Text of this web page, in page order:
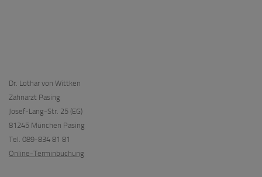
Dr. Lothar von Wittken
Zahnarzt Pasing
Josef-Lang-Str. 25 (EG)
81245 München Pasing
Tel. 089-834 81 81
Online-Terminbuchung